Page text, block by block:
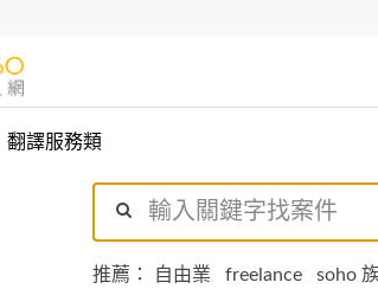
翻譯服務類
推薦： 自由業 freelance soho